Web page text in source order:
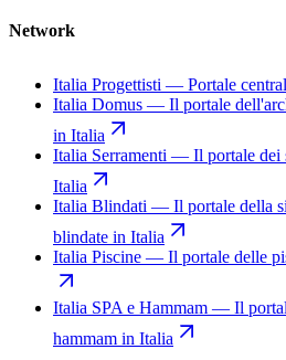
Network
Italia Progettisti — Portale
Italia Domus — Il portale
in Italia
Italia Serramenti — Il portale dei
Italia
Italia Blindati — Il portale della
blindate in Italia
Italia Piscine — Il portale delle
Italia SPA e Hammam — Il
hammam in Italia